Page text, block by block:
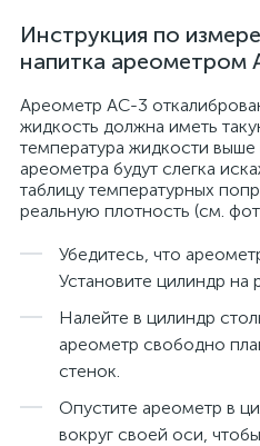
Инструкция по
напитка ареометром
Ареометр АС-3
жидкость должна иметь
температура жидкости
ареометра будут слегка
таблицу температурных
реальную плотность (см.
Убедитесь, что
Установите цилиндр на
Налейте в цилиндр
ареометр свободно
стенок.
Опустите ареометр в
вокруг своей оси,